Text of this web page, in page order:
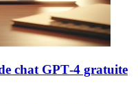
chat GPT‑4 gratuite